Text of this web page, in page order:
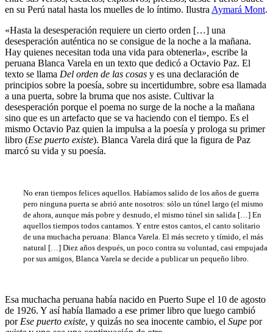
en su Perú natal hasta los muelles de lo íntimo. Ilustra Aymará Mont.
«Hasta la desesperación requiere un cierto orden […] una
desesperación auténtica no se consigue de la noche a la mañana.
Hay quienes necesitan toda una vida para obtenerla», escribe la
peruana Blanca Varela en un texto que dedicó a Octavio Paz. El
texto se llama Del orden de las cosas y es una declaración de
principios sobre la poesía, sobre su incertidumbre, sobre esa llamada
a una puerta, sobre la bruma que nos asiste. Cultivar la
desesperación porque el poema no surge de la noche a la mañana
sino que es un artefacto que se va haciendo con el tiempo. Es el
mismo Octavio Paz quien la impulsa a la poesía y prologa su primer
libro (Ese puerto existe). Blanca Varela dirá que la figura de Paz
marcó su vida y su poesía.
No eran tiempos felices aquellos. Habíamos salido de los años de guerra
pero ninguna puerta se abrió ante nosotros: sólo un túnel largo (el mismo
de ahora, aunque más pobre y desnudo, el mismo túnel sin salida […] En
aquellos tiempos todos cantamos. Y entre estos cantos, el canto solitario
de una muchacha peruana: Blanca Varela. El más secreto y tímido, el más
natural […] Diez años después, un poco contra su voluntad, casi empujada
por sus amigos, Blanca Varela se decide a publicar un pequeño libro.
Esa muchacha peruana había nacido en Puerto Supe el 10 de agosto
de 1926. Y así había llamado a ese primer libro que luego cambió
por Ese puerto existe, y quizás no sea inocente cambio, el Supe por